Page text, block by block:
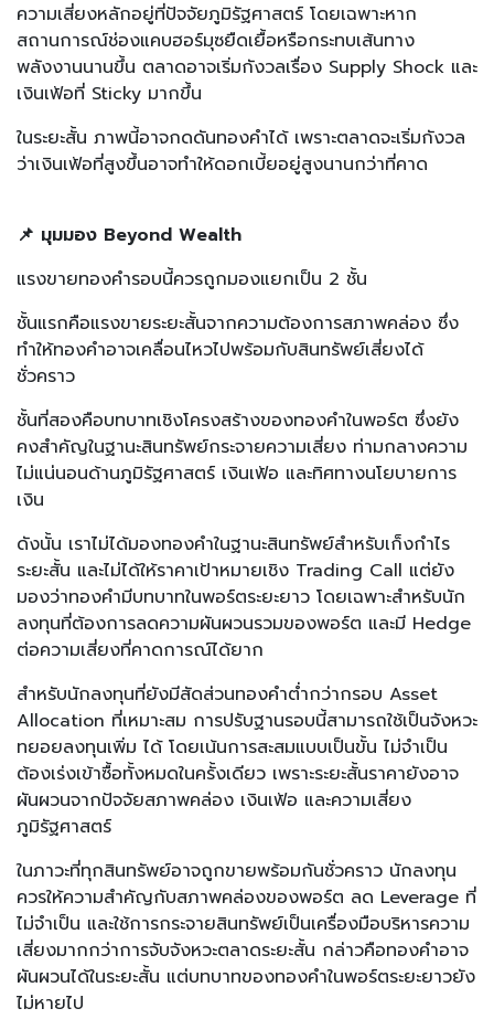
ความเสี่ยงหลักอยู่ที่ปัจจัยภูมิรัฐศาสตร์ โดยเฉพาะหาก
สถานการณ์ช่องแคบฮอร์มุซยืดเยื้อหรือกระทบเส้นทาง
พลังงานนานขึ้น ตลาดอาจเริ่มกังวลเรื่อง Supply Shock และ
เงินเฟ้อที่ Sticky มากขึ้น
ในระยะสั้น ภาพนี้อาจกดดันทองคำได้ เพราะตลาดจะเริ่มกังวล
ว่าเงินเฟ้อที่สูงขึ้นอาจทำให้ดอกเบี้ยอยู่สูงนานกว่าที่คาด
📌 มุมมอง Beyond Wealth
แรงขายทองคำรอบนี้ควรถูกมองแยกเป็น 2 ชั้น
ชั้นแรกคือแรงขายระยะสั้นจากความต้องการสภาพคล่อง ซึ่ง
ทำให้ทองคำอาจเคลื่อนไหวไปพร้อมกับสินทรัพย์เสี่ยงได้
ชั่วคราว
ชั้นที่สองคือบทบาทเชิงโครงสร้างของทองคำในพอร์ต ซึ่งยัง
คงสำคัญในฐานะสินทรัพย์กระจายความเสี่ยง ท่ามกลางความ
ไม่แน่นอนด้านภูมิรัฐศาสตร์ เงินเฟ้อ และทิศทางนโยบายการ
เงิน
ดังนั้น เราไม่ได้มองทองคำในฐานะสินทรัพย์สำหรับเก็งกำไร
ระยะสั้น และไม่ได้ให้ราคาเป้าหมายเชิง Trading Call แต่ยัง
มองว่าทองคำมีบทบาทในพอร์ตระยะยาว โดยเฉพาะสำหรับนัก
ลงทุนที่ต้องการลดความผันผวนรวมของพอร์ต และมี Hedge
ต่อความเสี่ยงที่คาดการณ์ได้ยาก
สำหรับนักลงทุนที่ยังมีสัดส่วนทองคำต่ำกว่ากรอบ Asset
Allocation ที่เหมาะสม การปรับฐานรอบนี้สามารถใช้เป็นจังหวะ
ทยอยลงทุนเพิ่ม ได้ โดยเน้นการสะสมแบบเป็นขั้น ไม่จำเป็น
ต้องเร่งเข้าซื้อทั้งหมดในครั้งเดียว เพราะระยะสั้นราคายังอาจ
ผันผวนจากปัจจัยสภาพคล่อง เงินเฟ้อ และความเสี่ยง
ภูมิรัฐศาสตร์
ในภาวะที่ทุกสินทรัพย์อาจถูกขายพร้อมกันชั่วคราว นักลงทุน
ควรให้ความสำคัญกับสภาพคล่องของพอร์ต ลด Leverage ที่
ไม่จำเป็น และใช้การกระจายสินทรัพย์เป็นเครื่องมือบริหารความ
เสี่ยงมากกว่าการจับจังหวะตลาดระยะสั้น กล่าวคือทองคำอาจ
ผันผวนได้ในระยะสั้น แต่บทบาทของทองคำในพอร์ตระยะยาวยัง
ไม่หายไป